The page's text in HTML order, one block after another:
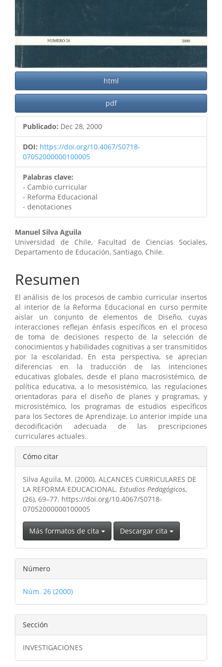
html
pdf
Publicado: Dec 28, 2000
DOI: https://doi.org/10.4067/S0718-
07052000000100005
Palabras clave:
- Cambio curricular
- Reforma Educacional
- denotaciones
Contenido
principal
artículo
Manuel Silva Aguila
Universidad de Chile, Facultad de Ciencias Sociales,
Departamento de Educación, Santiago, Chile.
Resumen
El análisis de los procesos de cambio curricular insertos
al interior de la Reforma Educacional en curso permite
aislar un conjunto de elementos de Diseño, cuyas
interacciones reflejan énfasis específicos en el proceso
de toma de decisiones respecto de la selección de
conocimientos y habilidades cognitivas a ser transmitidos
por la escolaridad. En esta perspectiva, se aprecian
diferencias en la traducción de las intenciones
educativas globales, desde el plano macrosistémico, de
política educativa, a lo mesosistémico, las regulaciones
orientadoras para el diseño de planes y programas, y
microsistémico, los programas de estudios específicos
para los Sectores de Aprendizaje. Lo anterior impide una
decodificación adecuada de las prescripciones
curriculares actuales.
Detalles
del
artículo
Cómo citar
Silva Aguila, M. (2000). ALCANCES CURRICULARES DE
LA REFORMA EDUCACIONAL. Estudios Pedagógicos,
(26), 69–77. https://doi.org/10.4067/S0718-
07052000000100005
Más formatos de cita Descargar cita
Número
Núm. 26 (2000)
Sección
INVESTIGACIONES